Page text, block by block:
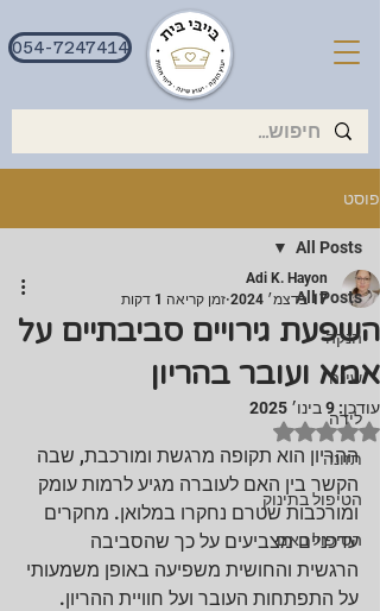
054-7247414
פוסט
All Posts
הנקה
שינה
לידה
תזונה
הטיפול בתינוק
הטיפול באם
All Posts
השפעת גירויים סביבתיים על
אמא ועובר בהריון
Adi K. Hayon
17 בדצמ׳ 2024
זמן קריאה 1 דקות
עודכן: 9 בינו׳ 2025
דירוג של NaN מתוך 5 כוכבים
ההריון הוא תקופה מרגשת ומורכבת, שבה
הקשר בין האם לעוברה מגיע לרמות עומק
ומורכבות שטרם נחקרו במלואן. מחקרים
עדכניים מצביעים על כך שהסביבה
הרגשית והחושית משפיעה באופן משמעותי
על התפתחות העובר ועל חוויית ההריון.